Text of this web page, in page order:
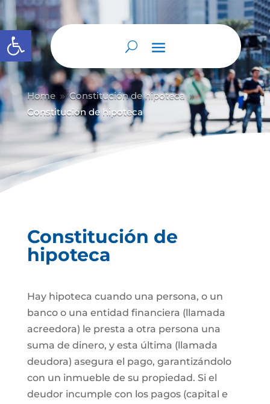
Abrir barra de herramientas
Home 9 Constitución de hipoteca 9
Constitución de hipoteca
Constitución de
hipoteca
Hay hipoteca cuando una persona, o un
banco o una entidad financiera (llamada
acreedora) le presta a otra persona una
suma de dinero, y esta última (llamada
deudora) asegura el pago, garantizándolo
con un inmueble de su propiedad. Si el
deudor incumple con los pagos (capital e